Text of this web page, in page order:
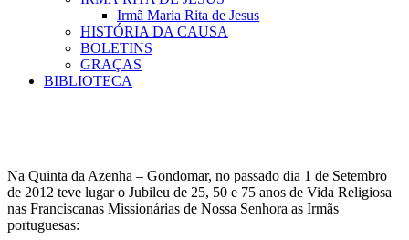
Irmã Maria Rita de Jesus
HISTÓRIA DA CAUSA
BOLETINS
GRAÇAS
BIBLIOTECA
Na Quinta da Azenha – Gondomar, no passado dia 1 de Setembro
de 2012 teve lugar o Jubileu de 25, 50 e 75 anos de Vida Religiosa
nas Franciscanas Missionárias de Nossa Senhora as Irmãs
portuguesas: